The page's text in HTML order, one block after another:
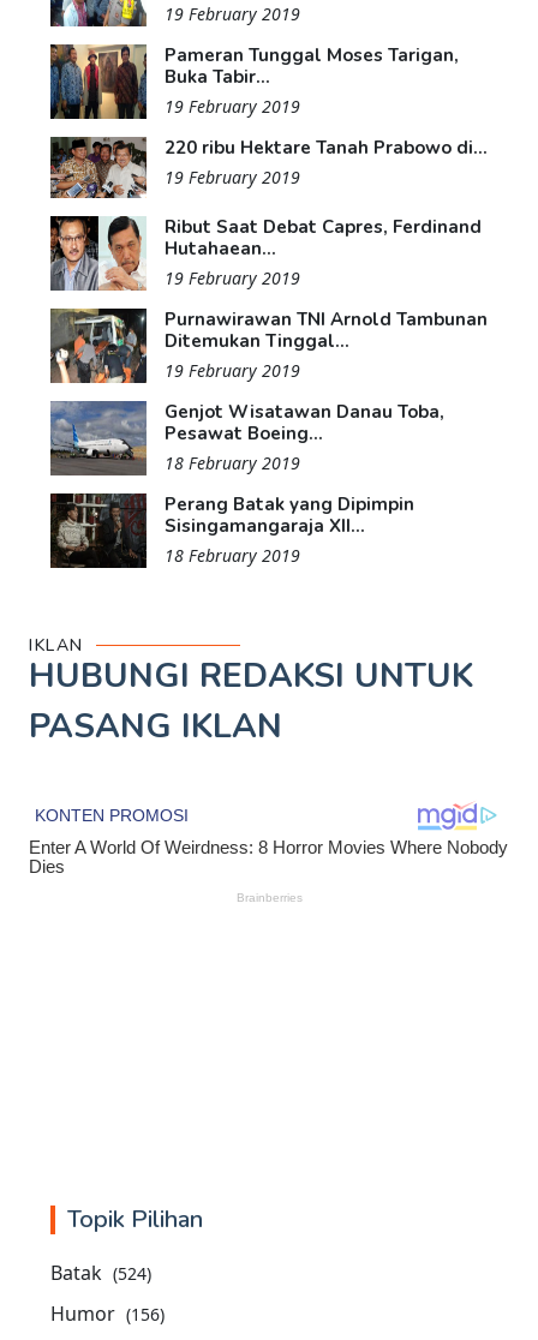
19 February 2019
Pameran Tunggal Moses Tarigan,
Buka Tabir...
19 February 2019
220 ribu Hektare Tanah Prabowo di...
19 February 2019
Ribut Saat Debat Capres, Ferdinand
Hutahaean...
19 February 2019
Purnawirawan TNI Arnold Tambunan
Ditemukan Tinggal...
19 February 2019
Genjot Wisatawan Danau Toba,
Pesawat Boeing...
18 February 2019
Perang Batak yang Dipimpin
Sisingamangaraja XII...
18 February 2019
IKLAN
HUBUNGI REDAKSI UNTUK
PASANG IKLAN
Topik Pilihan
Batak (524)
Humor (156)